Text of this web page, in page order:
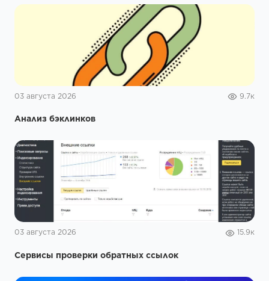
03 августа 2026 9.7к
Анализ бэклинков
03 августа 2026 15.9к
Сервисы проверки обратных ссылок